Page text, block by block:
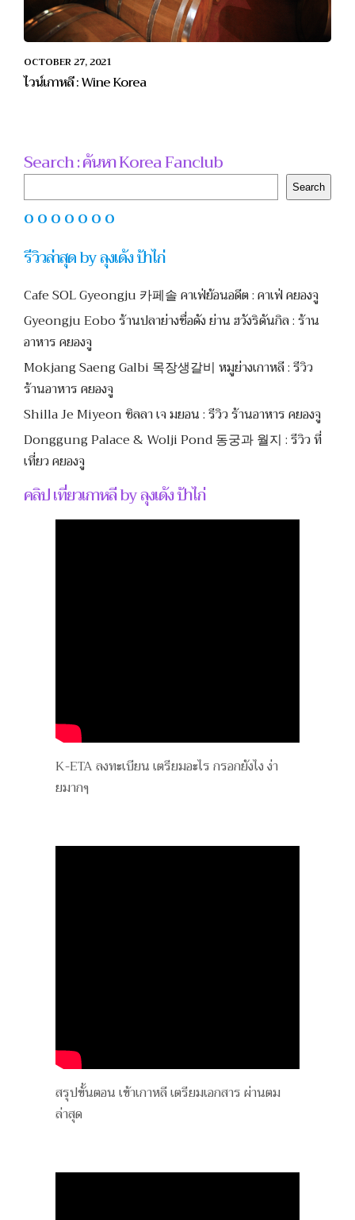
OCTOBER 27, 2021
ไวน์เกาหลี : Wine Korea
Search : ค้นหา Korea Fanclub
Search
O O O O O O O
รีวิวล่าสุด by ลุงเด้ง ป้าไก่
Cafe SOL Gyeongju 카페솔 คาเฟ่ย้อนอดีต : คาเฟ่ คยองจู
Gyeongju Eobo ร้านปลาย่างชื่อดัง ย่าน ฮวังริดันกิล : ร้าน
อาหาร คยองจู
Mokjang Saeng Galbi 목장생갈비 หมูย่างเกาหลี : รีวิว
ร้านอาหาร คยองจู
Shilla Je Miyeon ชิลลา เจ มยอน : รีวิว ร้านอาหาร คยองจู
Donggung Palace & Wolji Pond 동궁과 월지 : รีวิว ที่
เที่ยว คยองจู
คลิป เที่ยวเกาหลี by ลุงเด้ง ป้าไก่
K-ETA ลงทะเบียน เตรียมอะไร กรอกยังไง ง่า
ยมากๆ
สรุปขั้นตอน เข้าเกาหลี เตรียมเอกสาร ผ่านตม
ล่าสุด